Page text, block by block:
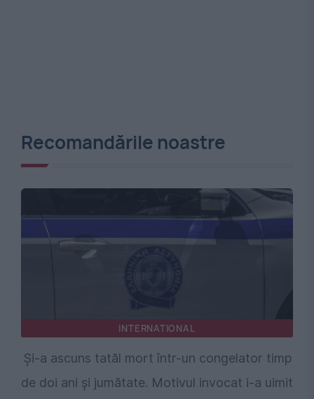
Recomandările noastre
INTERNATIONAL
Și-a ascuns tatăl mort într-un congelator timp
de doi ani și jumătate. Motivul invocat i-a uimit